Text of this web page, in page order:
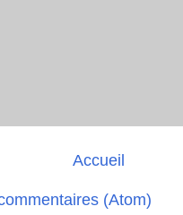
Accueil
(Atom)